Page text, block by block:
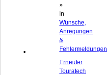
»
in
Wünsche,
Anregungen
&
Fehlermeldungen
Erneuter
Touratech